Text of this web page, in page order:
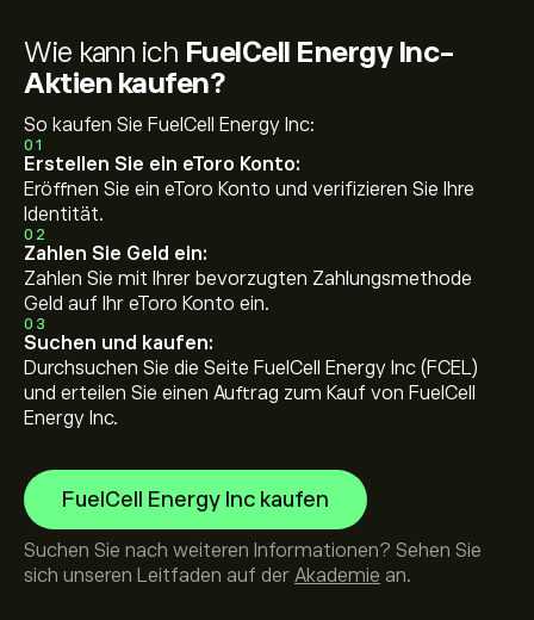
Wie kann ich FuelCell Energy Inc-
Aktien kaufen?
So kaufen Sie FuelCell Energy Inc:
01
Erstellen Sie ein eToro Konto:
Eröffnen Sie ein eToro Konto und verifizieren Sie Ihre
Identität.
02
Zahlen Sie Geld ein:
Zahlen Sie mit Ihrer bevorzugten Zahlungsmethode
Geld auf Ihr eToro Konto ein.
03
Suchen und kaufen:
Durchsuchen Sie die Seite FuelCell Energy Inc (FCEL)
und erteilen Sie einen Auftrag zum Kauf von FuelCell
Energy Inc.
FuelCell Energy Inc kaufen
Suchen Sie nach weiteren Informationen? Sehen Sie
sich unseren Leitfaden auf der Akademie an.